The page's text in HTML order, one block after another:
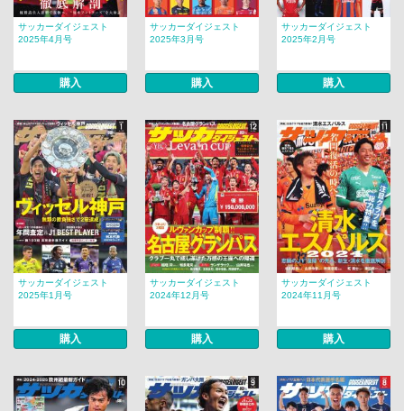
サッカーダイジェスト
2025年4月号
購入
サッカーダイジェスト
2025年3月号
購入
サッカーダイジェスト
2025年2月号
購入
サッカーダイジェスト
2025年1月号
購入
サッカーダイジェスト
2024年12月号
購入
サッカーダイジェスト
2024年11月号
購入